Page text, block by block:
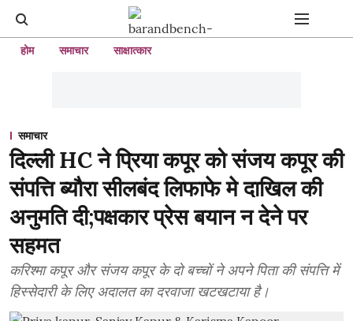
होम समाचार साक्षात्कार
समाचार
दिल्ली HC ने प्रिया कपूर को संजय कपूर की
संपत्ति ब्यौरा सीलबंद लिफाफे मे दाखिल की
अनुमति दी;पक्षकार प्रेस बयान न देने पर
सहमत
करिश्मा कपूर और संजय कपूर के दो बच्चों ने अपने पिता की संपत्ति में
हिस्सेदारी के लिए अदालत का दरवाजा खटखटाया है।